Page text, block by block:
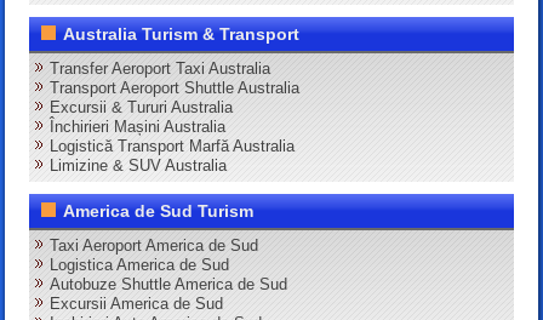
Australia Turism & Transport
Transfer Aeroport Taxi Australia
Transport Aeroport Shuttle Australia
Excursii & Tururi Australia
Închirieri Mașini Australia
Logistică Transport Marfă Australia
Limizine & SUV Australia
America de Sud Turism
Taxi Aeroport America de Sud
Logistica America de Sud
Autobuze Shuttle America de Sud
Excursii America de Sud